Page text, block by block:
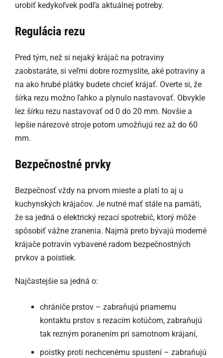
urobiť kedykoľvek podľa aktuálnej potreby.
Regulácia rezu
Pred tým, než si nejaký krájač na potraviny
zaobstaráte, si veľmi dobre rozmyslite, aké potraviny a
na ako hrubé plátky budete chcieť krájať. Overte si, že
šírka rezu možno ľahko a plynulo nastavovať. Obvykle
lez šírku rezu nastavovať od 0 do 20 mm. Novšie a
lepšie nárezové stroje potom umožňujú rez až do 60
mm.
Bezpečnostné prvky
Bezpečnosť vždy na prvom mieste a platí to aj u
kuchynských krájačov. Je nutné mať stále na pamäti,
že sa jedná o elektrický rezací spotrebič, ktorý môže
spôsobiť vážne zranenia. Najmä preto bývajú moderné
krájače potravín vybavené radom bezpečnostných
prvkov a poistiek.
Najčastejšie sa jedná o:
chrániče prstov – zabraňujú priamemu
kontaktu prstov s rezacím kotúčom, zabraňujú
tak rezným poranením pri samotnom krájaní,
poistky proti nechcenému spustení – zabraňujú